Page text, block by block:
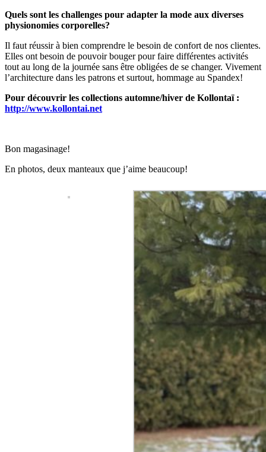
Quels sont les challenges pour adapter la mode aux diverses
physionomies corporelles?
Il faut réussir à bien comprendre le besoin de confort de nos clientes.
Elles ont besoin de pouvoir bouger pour faire différentes activités
tout au long de la journée sans être obligées de se changer. Vivement
l’architecture dans les patrons et surtout, hommage au Spandex!
Pour découvrir les collections automne/hiver de Kollontaï :
http://www.kollontai.net
Bon magasinage!
En photos, deux manteaux que j’aime beaucoup!